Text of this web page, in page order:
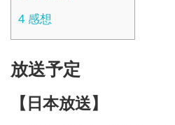
4 感想
放送予定
【日本放送】